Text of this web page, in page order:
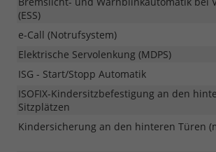
(ESS)
e-Call (Notrufsystem)
Elektrische Servolenkung (MDPS)
ISG - Start/Stopp Automatik
ISOFIX-Kindersitzbefestigung an den
Sitzplätzen
Kindersicherung an den hinteren Türen